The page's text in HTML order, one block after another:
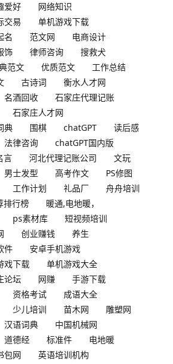
爱好
网络知识
交易
单机游戏下载
名 范文网
电商设计
饰 律师咨询
搜救犬
范文 优质范文
工作总结
古诗词
衡水人才网
名酒回收
石家庄代理记账
石家庄人才网
典 围棋 chatGPT
读后感
法律咨询
chatGPT国内版
言 河北代理记账公司
文玩
男士发型 高考作文
PS修图
工作计划 礼品厂
舟舟培训
排行榜
暖通,电地暖，
ps素材库
短视频培训
创业赚钱
养生
件
安卓手机游戏
戏下载
单机游戏大全
论坛 网赚
手游下载
资格考试
成语大全
少儿培训 苗木网
雕塑网
汉语词典
中国机械网
道德经 标准件
电地暖
包网 英语培训机构